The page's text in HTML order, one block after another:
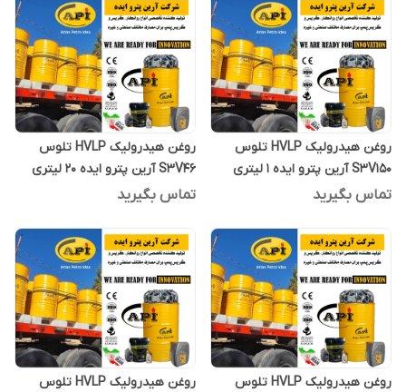
روغن هیدرولیک HVLP تلوس
S3V150 آرین پترو ایده 1 لیتری
تماس بگیرید
روغن هیدرولیک HVLP تلوس
S3V46 آرین پترو ایده 20 لیتری
تماس بگیرید
روغن هیدرولیک HVLP تلوس
روغن هیدرولیک HVLP تلوس